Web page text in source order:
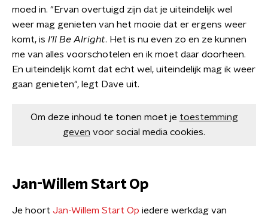
moed in. "Ervan overtuigd zijn dat je uiteindelijk wel
weer mag genieten van het mooie dat er ergens weer
komt, is I'll Be Alright. Het is nu even zo en ze kunnen
me van alles voorschotelen en ik moet daar doorheen.
En uiteindelijk komt dat echt wel, uiteindelijk mag ik weer
gaan genieten", legt Dave uit.
Om deze inhoud te tonen moet je toestemming
geven voor social media cookies.
Jan-Willem Start Op
Je hoort Jan-Willem Start Op iedere werkdag van